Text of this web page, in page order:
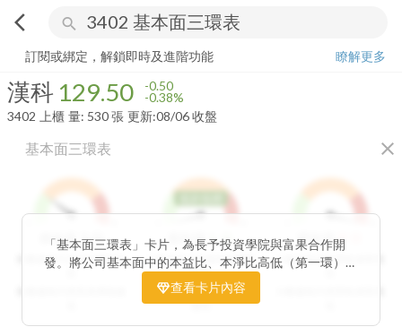
arrow_back_ios search
漢科 129.50 -0.38%
訂閱或綁定，解鎖即時及進階功能
瞭解更多
漢科 129.50 -0.50
-0.38%
3402
上櫃 量: 530張 更新:08/06 收盤
基本面三環表 close
價值環3分
分數越高代表投資價值越
高
股利環 1 分
分數越高代表股利報酬率
越高
分數越低代表股利報酬率
越低
營收環9
分數越高代表營收成長性
高
「基本面三環表」卡片，為長予投資學院與富果合作開
發。將公司基本面中的本益比、本淨比高低（第一環）、
股利報酬率好壞（第二環）以及營收成長性（第三環），
透過數據分析與統計處理，用三環的表達方式讓投資人可
查看卡片內容